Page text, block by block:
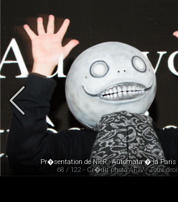
Pr�sentation de NieR : Automata � la Paris
68 / 122 - Cr�dit photo AFJV - Tous